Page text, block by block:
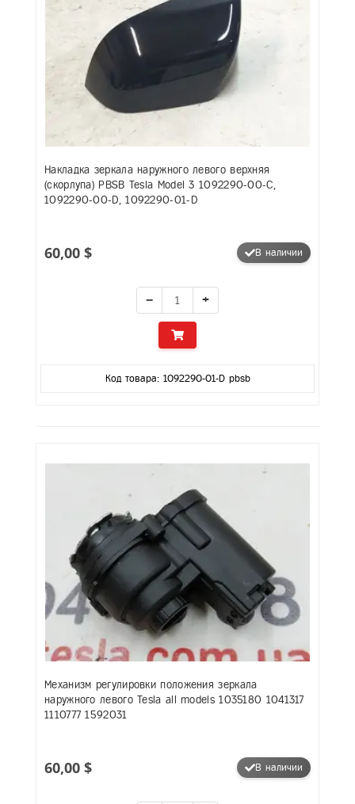
Накладка зеркала наружного левого верхняя
(скорлупа) PBSB Tesla Model 3 1092290-00-C,
1092290-00-D, 1092290-01-D
60,00 $ В наличии
− +
Код товара: 1092290-01-D pbsb
Механизм регулировки положения зеркала
наружного левого Tesla all models 1035180 1041317
1110777 1592031
60,00 $ В наличии